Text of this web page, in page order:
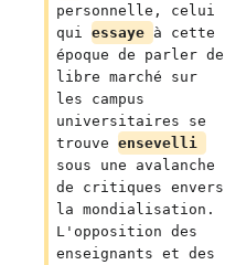
personnelle, celui
qui essaye à cette
époque de parler de
libre marché sur
les campus
universitaires se
trouve ensevelli
sous une avalanche
de critiques envers
la mondialisation.
L'opposition des
enseignants et des